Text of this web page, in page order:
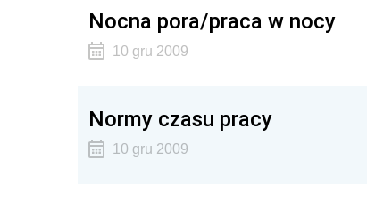
Nocna pora/praca w nocy
10 gru 2009
Normy czasu pracy
10 gru 2009